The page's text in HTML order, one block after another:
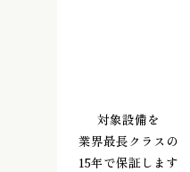
対象設備を
業界最長クラスの
15年で保証します